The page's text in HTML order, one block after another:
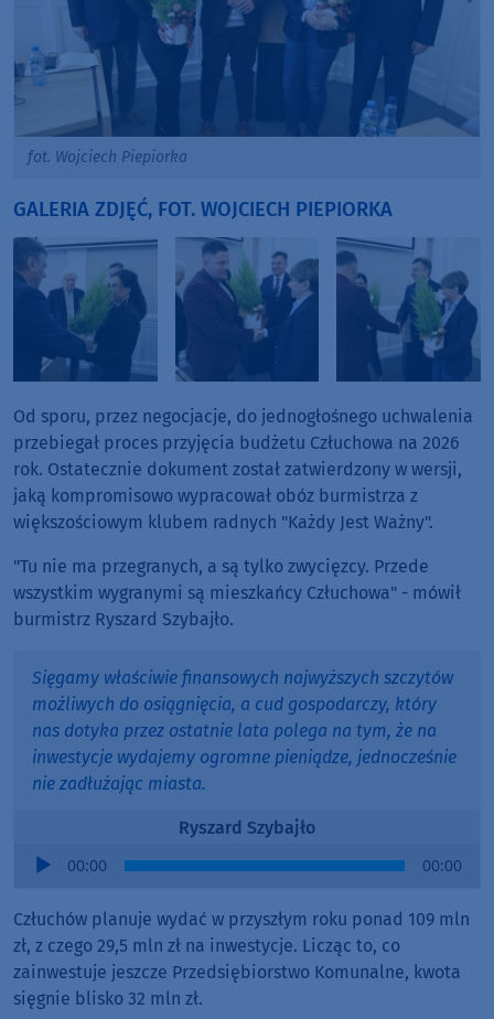
fot. Wojciech Piepiorka
GALERIA ZDJĘĆ, FOT. WOJCIECH PIEPIORKA
Od sporu, przez negocjacje, do jednogłośnego uchwalenia
przebiegał proces przyjęcia budżetu Człuchowa na 2026
rok. Ostatecznie dokument został zatwierdzony w wersji,
jaką kompromisowo wypracował obóz burmistrza z
większościowym klubem radnych "Każdy Jest Ważny".
"Tu nie ma przegranych, a są tylko zwycięzcy. Przede
wszystkim wygranymi są mieszkańcy Człuchowa" - mówił
burmistrz Ryszard Szybajło.
Sięgamy właściwie finansowych najwyższych szczytów
możliwych do osiągnięcia, a cud gospodarczy, który
nas dotyka przez ostatnie lata polega na tym, że na
inwestycje wydajemy ogromne pieniądze, jednocześnie
nie zadłużając miasta.
Ryszard Szybajło
Audio
00:00 00:00
Człuchów planuje wydać w przyszłym roku ponad 109 mln
zł, z czego 29,5 mln zł na inwestycje. Licząc to, co
zainwestuje jeszcze Przedsiębiorstwo Komunalne, kwota
sięgnie blisko 32 mln zł.